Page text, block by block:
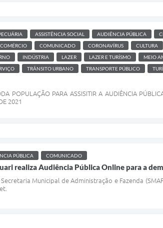
ASSISTÊNCIA SOCIAL AUDIÊNCIA PÚBLICA
COMÉRCIO COMUNICADO CORONAVÍRUS CULTURA
INDÚSTRIA LAZER LAZER E TURÍSMO MEIO
TRÂNSITO URBANO TRANSPORTE PÚBLICO
POPULAÇÃO PARA ASSISITIR A AUDIÊNCIA
2021
PÚBLICA COMUNICADO
realiza Audiência Pública Online para a
Municipal de Administração e Fazenda